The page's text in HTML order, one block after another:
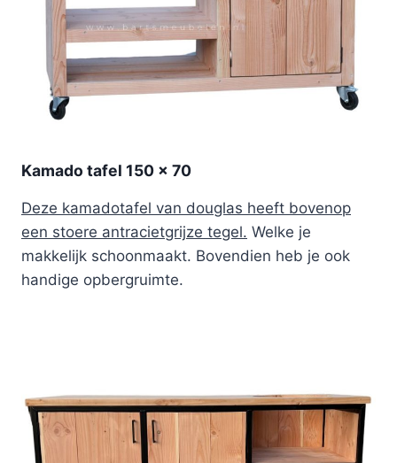
Kamado tafel 150 x 70
Deze kamadotafel van douglas heeft bovenop
een stoere antracietgrijze tegel. Welke je
makkelijk schoonmaakt. Bovendien heb je ook
handige opbergruimte.